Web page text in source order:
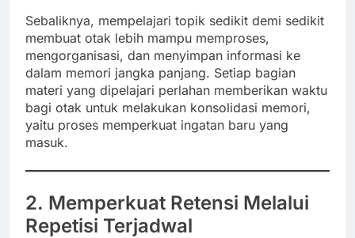
Sebaliknya, mempelajari topik sedikit demi sedikit
membuat otak lebih mampu memproses,
mengorganisasi, dan menyimpan informasi ke
dalam memori jangka panjang. Setiap bagian
materi yang dipelajari perlahan memberikan waktu
bagi otak untuk melakukan konsolidasi memori,
yaitu proses memperkuat ingatan baru yang
masuk.
2. Memperkuat Retensi Melalui
Repetisi Terjadwal